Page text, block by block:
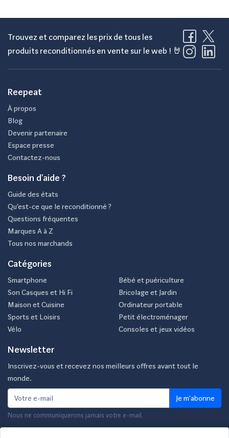
Trouvez et comparez les prix de tous les
produits reconditionnés en vente sur le web ! 🤘
Reepeat
À propos
Blog
Devenir partenaire
Espace presse
Contactez-nous
Besoin d'aide ?
Guide des états
Qu’est-ce que le reconditionné ?
Questions fréquentes
Marques A à Z
Tous nos marchands
Catégories
Smartphone
Son Casques et Hi Fi
Maison et Cuisine
Sports et Loisirs
Vélo
Bébé et puériculture
Bricolage et Jardin
Ordinateur portable
Petit électroménager
Consoles et jeux vidéos
Newsletter
Inscrivez-vous et recevez nos meilleurs offres avant tout le
monde.
Je m'abonne
Nous ne communiquerons jamais votre e-mail.